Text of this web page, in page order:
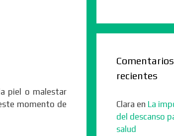
piel o malestar
momento de
Comentarios
recientes
Clara en La
del descanso
salud